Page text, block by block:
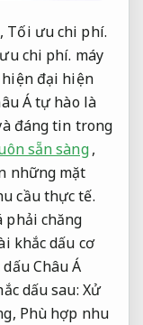
Tối ưu chi phí.
chi phí. máy
đại hiện
Á tự hào là
đáng tin trong
sẵn sàng,
những mặt
cầu thực tế.
phải chăng
khắc dấu cơ
dấu Châu Á
dấu sau: Xử
Phù hợp nhu